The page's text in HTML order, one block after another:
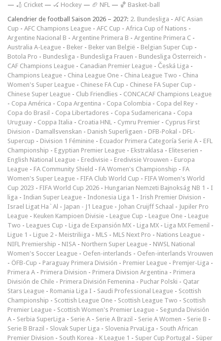
— 🏏 Cricket — 🏑 Hockey — 🏈 NFL — 🏀 Basket-ball
Calendrier de football Saison 2026 – 2027: 2. Bundesliga - AFC Asian
Cup - AFC Champions League - AFC Cup - Africa Cup of Nations -
Argentine Nacional B - Argentine Primera B - Argentine Primera C -
Australia A-League - Beker - Beker van België - Belgian Super Cup -
Botola Pro - Bundesliga - Bundesliga Frauen - Bundesliga Österreich -
CAF Champions League - Canadian Premier League - Česká Liga -
Champions League - China League One - China League Two - China
Women's Super League - Chinese FA Cup - Chinese FA Super Cup -
Chinese Super League - Club Friendlies - CONCACAF Champions League
- Copa América - Copa Argentina - Copa Colombia - Copa del Rey -
Copa do Brasil - Copa Libertadores - Copa Sudamericana - Copa
Uruguay - Coppa Italia - Croatia HNL - Cymru Premier - Cyprus First
Division - Damallsvenskan - Danish Superligaen - DFB-Pokal - DFL-
Supercup - Division 1 Féminine - Ecuador Primera Categoría Serie A - EFL
Championship - Egyptian Premier League - Ekstraklasa - Eliteserien -
English National League - Eredivisie - Eredivisie Vrouwen - Europa
League - FA Community Shield - FA Women's Championship - FA
Women's Super League - FIFA Club World Cup - FIFA Women's World
Cup 2023 - FIFA World Cup 2026 - Hungarian Nemzeti Bajnokság NB 1 - I
liga - Indian Super League - Indonesia Liga 1 - Irish Premier Division -
Israel Ligat Ha`Al - Japan - J1 League - Johan Cruijff Schaal - Jupiler Pro
League - Keuken Kampioen Divisie - League Cup - League One - League
Two - Leagues Cup - Liga de Expansión MX - Liga MX - Liga MX Femenil -
Ligue 1 - Ligue 2 - Meistriliiga - MLS - MLS Next Pro - Nations League -
NIFL Premiership - NISA - Northern Super League - NWSL National
Women's Soccer League - Oefen-interlands - Oefen-interlands Vrouwen
- ÖFB-Cup - Paraguay Primera División - Premier League - Premjer-Liga -
Primera A - Primera Division - Primera Division Argentina - Primera
División de Chile - Primera División Femenina - Puchar Polski - Qatar
Stars League - Romania Liga I - Saudi Professional League - Scottish
Championship - Scottish League One - Scottish League Two - Scottish
Premier League - Scottish Women's Premier League - Segunda División
A - Serbia SuperLiga - Serie A - Serie A Brazil - Serie A Women - Serie B -
Serie B Brazil - Slovak Super Liga - Slovenia PrvaLiga - South African
Premier Division - South Korea - K League 1 - Super Cup Portugal - Süper